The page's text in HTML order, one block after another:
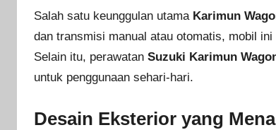
Salah satu keunggulan utama Karimun
dan transmisi manual atau otomatis, mobil
Selain itu, perawatan Suzuki Karimun
untuk penggunaan sehari-hari.
Desain Eksterior yang